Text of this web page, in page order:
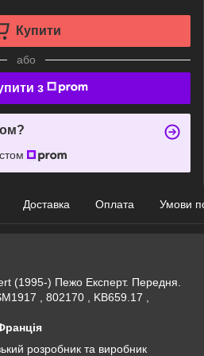
Купити
або
з
Доставка Оплата Умови
(1995-) Пежо Експерт. Передня.
, 802170 , KB659.17 ,
розробник та виробник